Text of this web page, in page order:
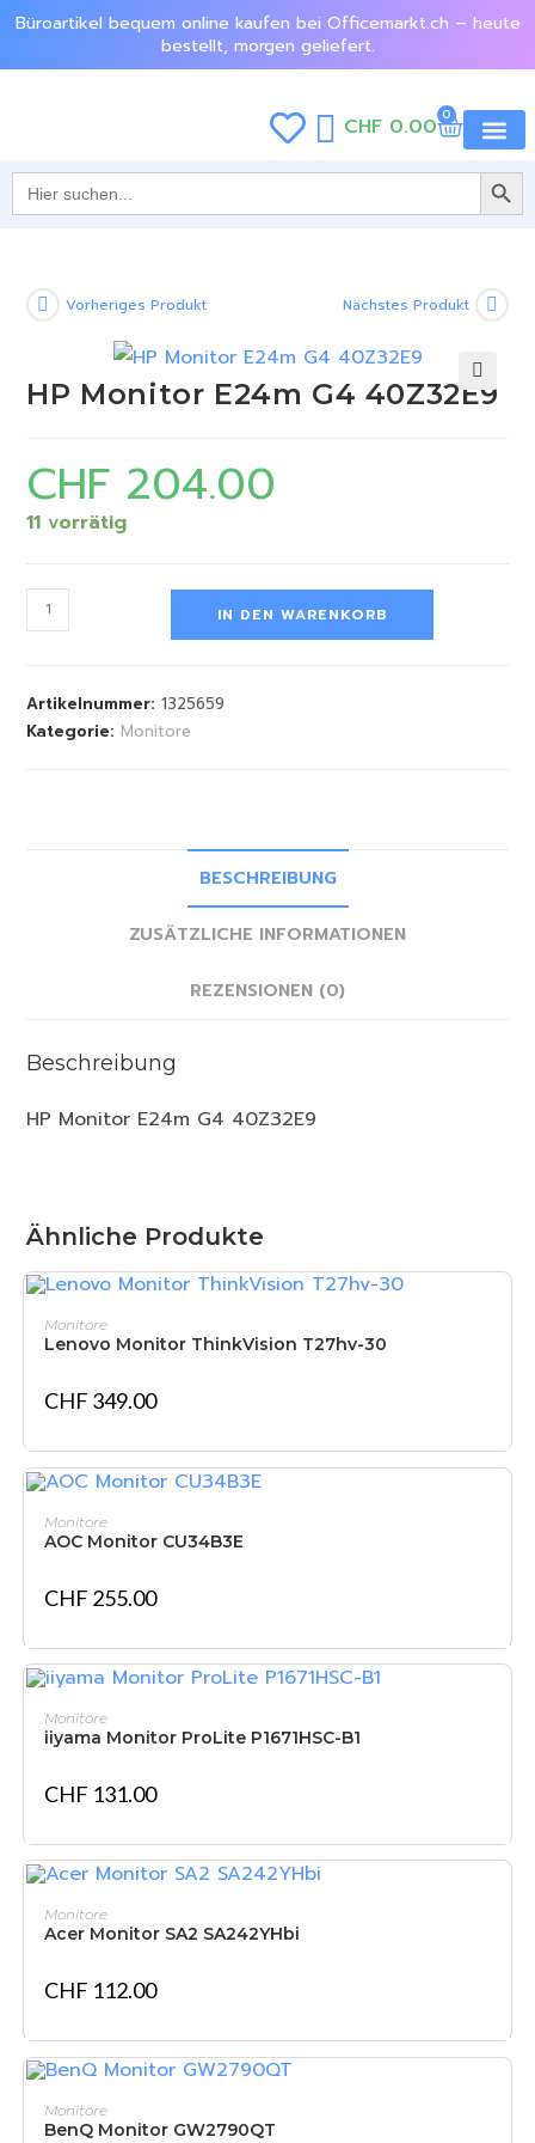
Büroartikel bequem online kaufen bei Officemarkt.ch – heute
bestellt, morgen geliefert.
CHF 0.00 0
Search
for:
SEARCH
Vorheriges Produkt Nächstes Produkt
🔍
HP Monitor E24m G4 40Z32E9
CHF 204.00
11 vorrätig
IN DEN WARENKORB
Artikelnummer:1325659
Kategorie: Monitore
BESCHREIBUNG
ZUSÄTZLICHE INFORMATIONEN
REZENSIONEN (0)
Beschreibung
HP Monitor E24m G4 40Z32E9
Ähnliche Produkte
Monitore
Lenovo Monitor ThinkVision T27hv-30
CHF 349.00
Monitore
AOC Monitor CU34B3E
CHF 255.00
Monitore
iiyama Monitor ProLite P1671HSC-B1
CHF 131.00
Monitore
Acer Monitor SA2 SA242YHbi
CHF 112.00
Monitore
BenQ Monitor GW2790QT